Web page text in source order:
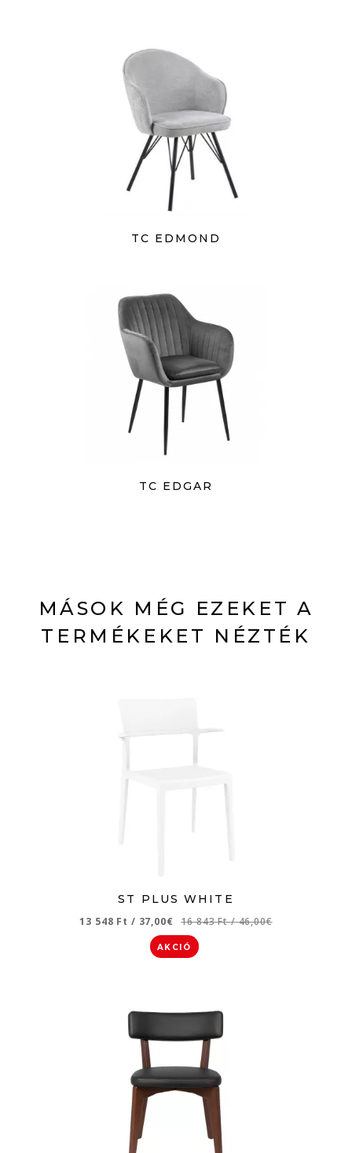
TC EDMOND
TC EDGAR
MÁSOK MÉG EZEKET A
TERMÉKEKET NÉZTÉK
ST PLUS WHITE
13 548 Ft / 37,00€ 16 843 Ft/ 46,00€
AKCIÓ